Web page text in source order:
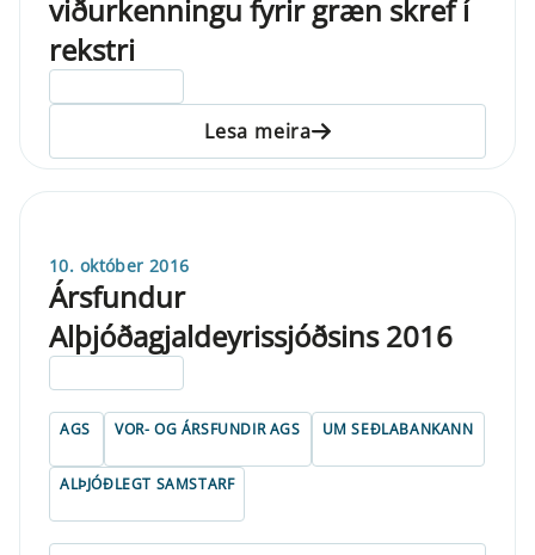
viðurkenningu fyrir græn skref í
rekstri
Lesa meira
10. október 2016
Ársfundur
Alþjóðagjaldeyrissjóðsins 2016
AGS VOR- OG ÁRSFUNDIR AGS UM SEÐLABANKANN
ALÞJÓÐLEGT SAMSTARF